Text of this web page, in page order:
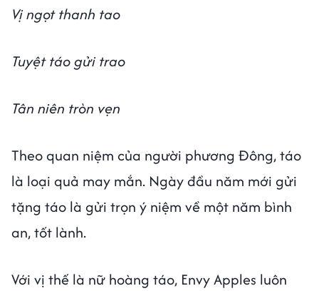
Vị ngọt thanh tao
Tuyệt táo gửi trao
Tân niên tròn vẹn
Theo quan niệm của người phương Đông, táo
là loại quả may mắn. Ngày đầu năm mới gửi
tặng táo là gửi trọn ý niệm về một năm bình
an, tốt lành.
Với vị thế là nữ hoàng táo, Envy Apples luôn